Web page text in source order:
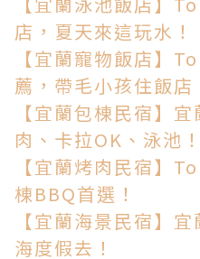
店，夏天來這玩水！
【宜蘭寵物飯店】
薦，帶毛小孩住飯店
【宜蘭包棟民宿】
肉、卡拉OK、泳池！
【宜蘭烤肉民宿】
棟BBQ首選！
【宜蘭海景民宿】
海度假去！